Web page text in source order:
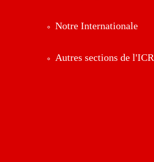
Notre Internationale
Autres sections de l'ICR